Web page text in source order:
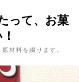
って、お菓
材料を綴ります。